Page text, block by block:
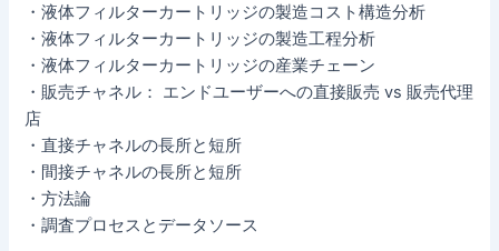
・液体フィルターカートリッジの製造コスト構造分析
・液体フィルターカートリッジの製造工程分析
・液体フィルターカートリッジの産業チェーン
・販売チャネル： エンドユーザーへの直接販売 vs 販売代理
店
・直接チャネルの長所と短所
・間接チャネルの長所と短所
・方法論
・調査プロセスとデータソース